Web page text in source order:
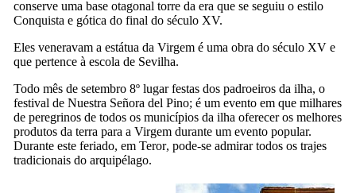
conserve uma base otagonal torre da era que se seguiu o estilo
Conquista e gótica do final do século XV.
Eles veneravam a estátua da Virgem é uma obra do século XV e
que pertence à escola de Sevilha.
Todo mês de setembro 8º lugar festas dos padroeiros da ilha, o
festival de Nuestra Señora del Pino; é um evento em que milhares
de peregrinos de todos os municípios da ilha oferecer os melhores
produtos da terra para a Virgem durante um evento popular.
Durante este feriado, em Teror, pode-se admirar todos os trajes
tradicionais do arquipélago.